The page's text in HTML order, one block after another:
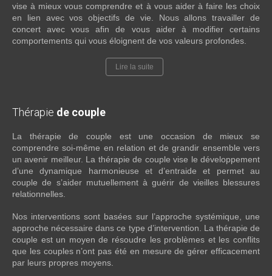
vise à mieux vous comprendre et à vous aider à faire les choix
en lien avec vos objectifs de vie. Nous allons travailler de
concert avec vous afin de vous aider à modifier certains
comportements qui vous éloignent de vos valeurs profondes.
Lire la suite
Thérapie de couple
La thérapie de couple est une occasion de mieux se
comprendre soi-même en relation et de grandir ensemble vers
un avenir meilleur. La thérapie de couple vise le développement
d’une dynamique harmonieuse et d’entraide et permet au
couple de s’aider mutuellement à guérir de vieilles blessures
relationnelles.
Nos interventions sont basées sur l’approche systémique, une
approche nécessaire dans ce type d’intervention. La thérapie de
couple est un moyen de résoudre les problèmes et les conflits
que les couples n’ont pas été en mesure de gérer efficacement
par leurs propres moyens.